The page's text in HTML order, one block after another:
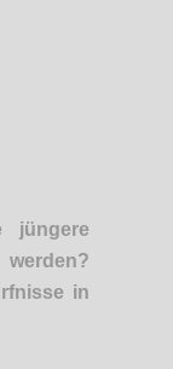
jüngere
werden?
in